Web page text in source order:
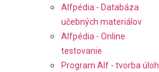
Alfpédia - Databáza
učebných materiálov
Alfpédia - Online
testovanie
Program Alf - tvorba úloh